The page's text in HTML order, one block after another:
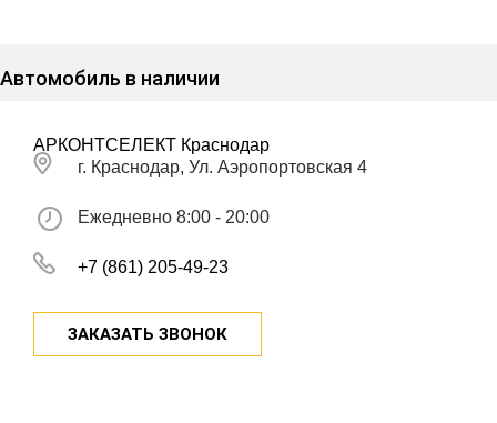
Автомобиль в наличии
АРКОНТСЕЛЕКТ Краснодар
г. Краснодар, Ул. Аэропортовская 4
Ежедневно 8:00 - 20:00
+7 (861) 205-49-23
ЗАКАЗАТЬ ЗВОНОК